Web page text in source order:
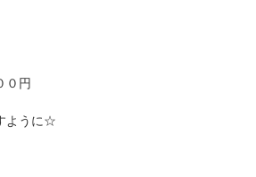
円
ように☆